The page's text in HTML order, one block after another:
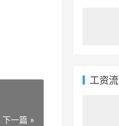
下一篇 »
工资